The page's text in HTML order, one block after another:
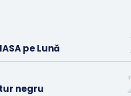
pe Lună
negru